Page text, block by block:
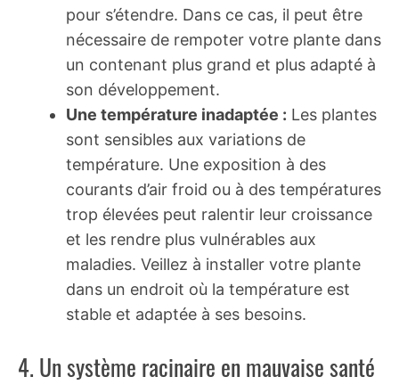
pour s’étendre. Dans ce cas, il peut être
nécessaire de rempoter votre plante dans
un contenant plus grand et plus adapté à
son développement.
Une température inadaptée : Les plantes
sont sensibles aux variations de
température. Une exposition à des
courants d’air froid ou à des températures
trop élevées peut ralentir leur croissance
et les rendre plus vulnérables aux
maladies. Veillez à installer votre plante
dans un endroit où la température est
stable et adaptée à ses besoins.
4. Un système racinaire en mauvaise santé